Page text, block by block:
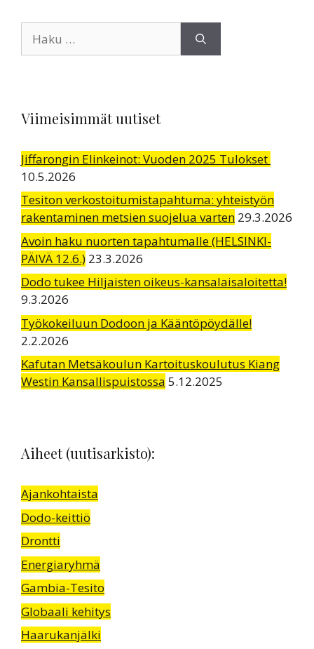
Viimeisimmät uutiset
Jiffarongin Elinkeinot: Vuoden 2025 Tulokset
10.5.2026
Tesiton verkostoitumistapahtuma: yhteistyön
rakentaminen metsien suojelua varten 29.3.2026
Avoin haku nuorten tapahtumalle (HELSINKI-
PÄIVÄ 12.6.) 23.3.2026
Dodo tukee Hiljaisten oikeus-kansalaisaloitetta!
9.3.2026
Työkokeiluun Dodoon ja Kääntöpöydälle!
2.2.2026
Kafutan Metsäkoulun Kartoituskoulutus Kiang
Westin Kansallispuistossa 5.12.2025
Aiheet (uutisarkisto):
Ajankohtaista
Dodo-keittiö
Drontti
Energiaryhmä
Gambia-Tesito
Globaali kehitys
Haarukanjälki